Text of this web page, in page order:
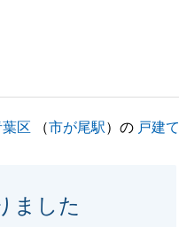
区 （市が尾駅）の 戸建て
ました